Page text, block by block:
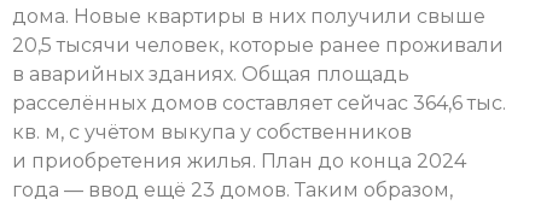
дома. Новые квартиры в них получили свыше
20,5 тысячи человек, которые ранее проживали
в аварийных зданиях. Общая площадь
расселённых домов составляет сейчас 364,6 тыс.
кв. м, с учётом выкупа у собственников
и приобретения жилья. План до конца 2024
года — ввод ещё 23 домов. Таким образом,